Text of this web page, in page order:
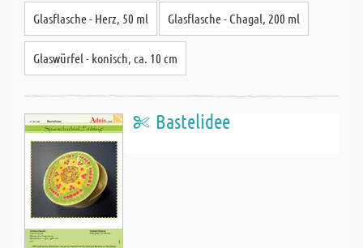
Glasflasche - Herz, 50 ml Glasflasche - Chagal, 200 ml
Glaswürfel - konisch, ca. 10 cm
Bastelidee